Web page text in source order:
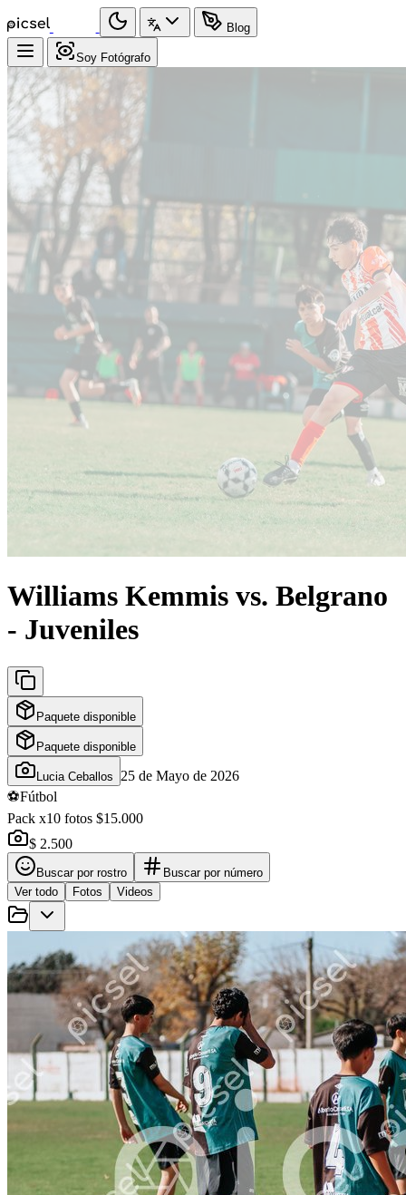
Blog
Soy Fotógrafo
Williams Kemmis vs. Belgrano
- Juveniles
Paquete disponible
Paquete disponible
Lucia Ceballos
25 de Mayo de 2026
⚽Fútbol
Pack x10 fotos $15.000
$ 2.500
Buscar por rostro
Buscar por número
Ver todo
Fotos Videos